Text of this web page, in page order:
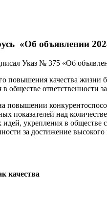
«Об объявлении
Указ № 375 «Об
повышения качества жизни
ответственности
повышении
показателей над
укрепления в обществе
за достижение
качества